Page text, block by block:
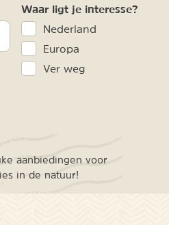
Waar ligt je interesse?
Nederland
Europa
Ver weg
aanbiedingen voor
in de natuur!